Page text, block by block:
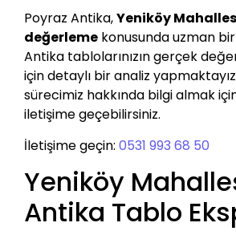
Poyraz Antika,Yeniköy
değerleme konusunda uzman
Antika tablolarınızın gerçek
için detaylı bir analiz
sürecimiz hakkında bilgi almak
iletişime geçebilirsiniz.
İletişime geçin: 0531 993 68 50
Yeniköy
Antika Tablo